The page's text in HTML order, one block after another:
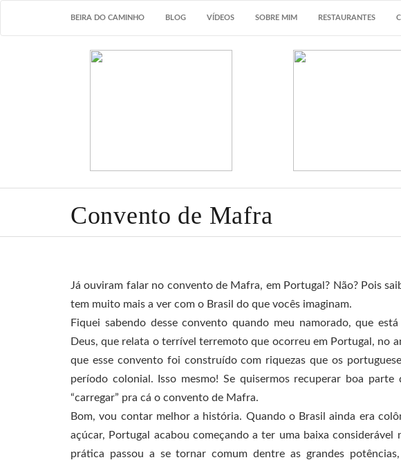
BEIRA DO CAMINHO BLOG VÍDEOS SOBRE MIM RESTAURANTES
Convento de Mafra
Já ouviram falar no convento de Mafra, em Portugal? Não? Pois
tem muito mais a ver com o Brasil do que vocês imaginam.
Fiquei sabendo desse convento quando meu namorado, que
Deus, que relata o terrível terremoto que ocorreu em Portugal, no
que esse convento foi construído com riquezas que os
período colonial. Isso mesmo! Se quisermos recuperar boa parte
“carregar” pra cá o convento de Mafra.
Bom, vou contar melhor a história. Quando o Brasil ainda era
açúcar, Portugal acabou começando a ter uma baixa
prática passou a se tornar comum dentre as grandes